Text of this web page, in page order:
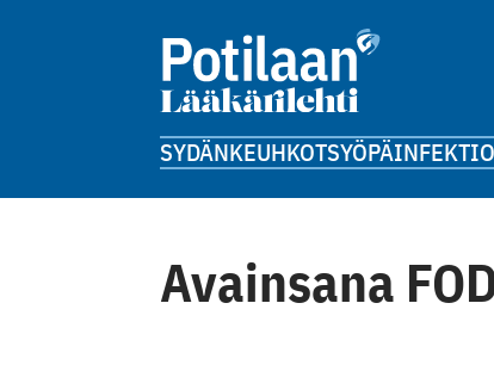
SYDÄNKEUHKOTSYÖPÄ
Avainsana